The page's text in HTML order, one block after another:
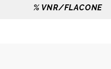
% VNR/FLACONE